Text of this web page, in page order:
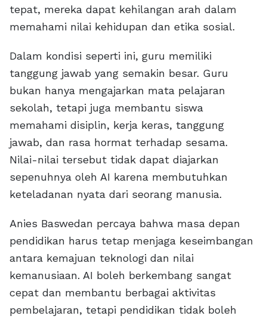
tepat, mereka dapat kehilangan arah dalam
memahami nilai kehidupan dan etika sosial.
Dalam kondisi seperti ini, guru memiliki
tanggung jawab yang semakin besar. Guru
bukan hanya mengajarkan mata pelajaran
sekolah, tetapi juga membantu siswa
memahami disiplin, kerja keras, tanggung
jawab, dan rasa hormat terhadap sesama.
Nilai-nilai tersebut tidak dapat diajarkan
sepenuhnya oleh AI karena membutuhkan
keteladanan nyata dari seorang manusia.
Anies Baswedan percaya bahwa masa depan
pendidikan harus tetap menjaga keseimbangan
antara kemajuan teknologi dan nilai
kemanusiaan. AI boleh berkembang sangat
cepat dan membantu berbagai aktivitas
pembelajaran, tetapi pendidikan tidak boleh